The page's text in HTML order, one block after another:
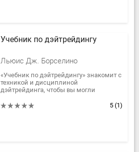
Учебник по дэйтрейдингу
Льюис Дж. Борселино
«Учебник по дэйтрейдингу» знакомит с
техникой и дисциплиной
дэйтрейдинга, чтобы вы могли
изучения торговли. Льюис...
5 (1)